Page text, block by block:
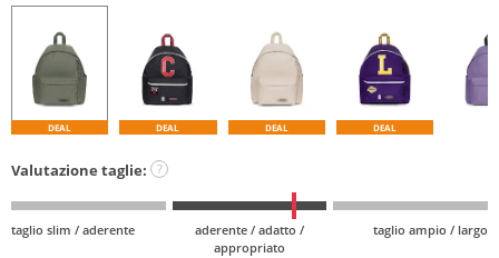
DEAL DEAL DEAL DEAL
Valutazione taglie: ?
taglio slim / aderente
aderente / adatto /
appropriato
taglio ampio / largo